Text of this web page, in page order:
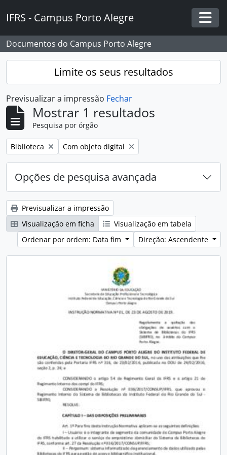
IFRS - Campus Porto Alegre
Documentos do Campus Porto Alegre
Limite os seus resultados
Previsualizar a impressão Fechar
Mostrar 1 resultados
Pesquisa por órgão
Remover filtro:
Biblioteca Remover filtro:
Com objeto digital
Opções de pesquisa avançada
Previsualizar a impressão
Visualização em ficha
Visualização em tabela
Ordenar por ordem: Data fim
Direção: Ascendente